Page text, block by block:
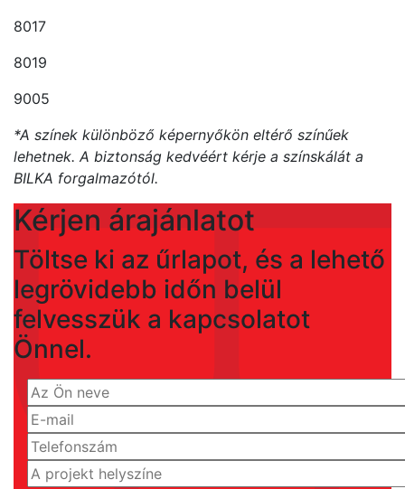
8017
8019
9005
*A színek különböző képernyőkön eltérő színűek
lehetnek. A biztonság kedvéért kérje a színskálát a
BILKA forgalmazótól.
Kérjen árajánlatot
Töltse ki az űrlapot, és a lehető
legrövidebb időn belül
felvesszük a kapcsolatot
Önnel.